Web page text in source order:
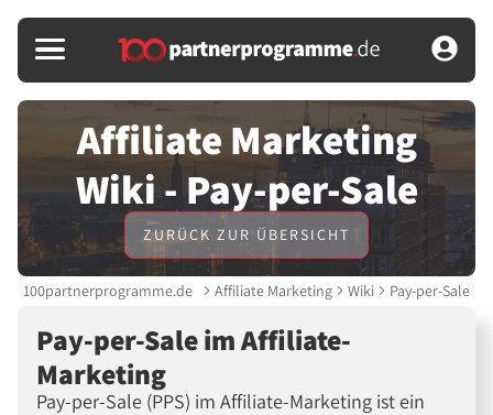
Affiliate Marketing
Wiki - Pay-per-Sale
ZURÜCK ZUR ÜBERSICHT
100partnerprogramme.de Affiliate Marketing Wiki Pay-per-Sale
Pay-per-Sale im Affiliate-
Marketing
Pay-per-Sale (PPS) im Affiliate-Marketing ist ein